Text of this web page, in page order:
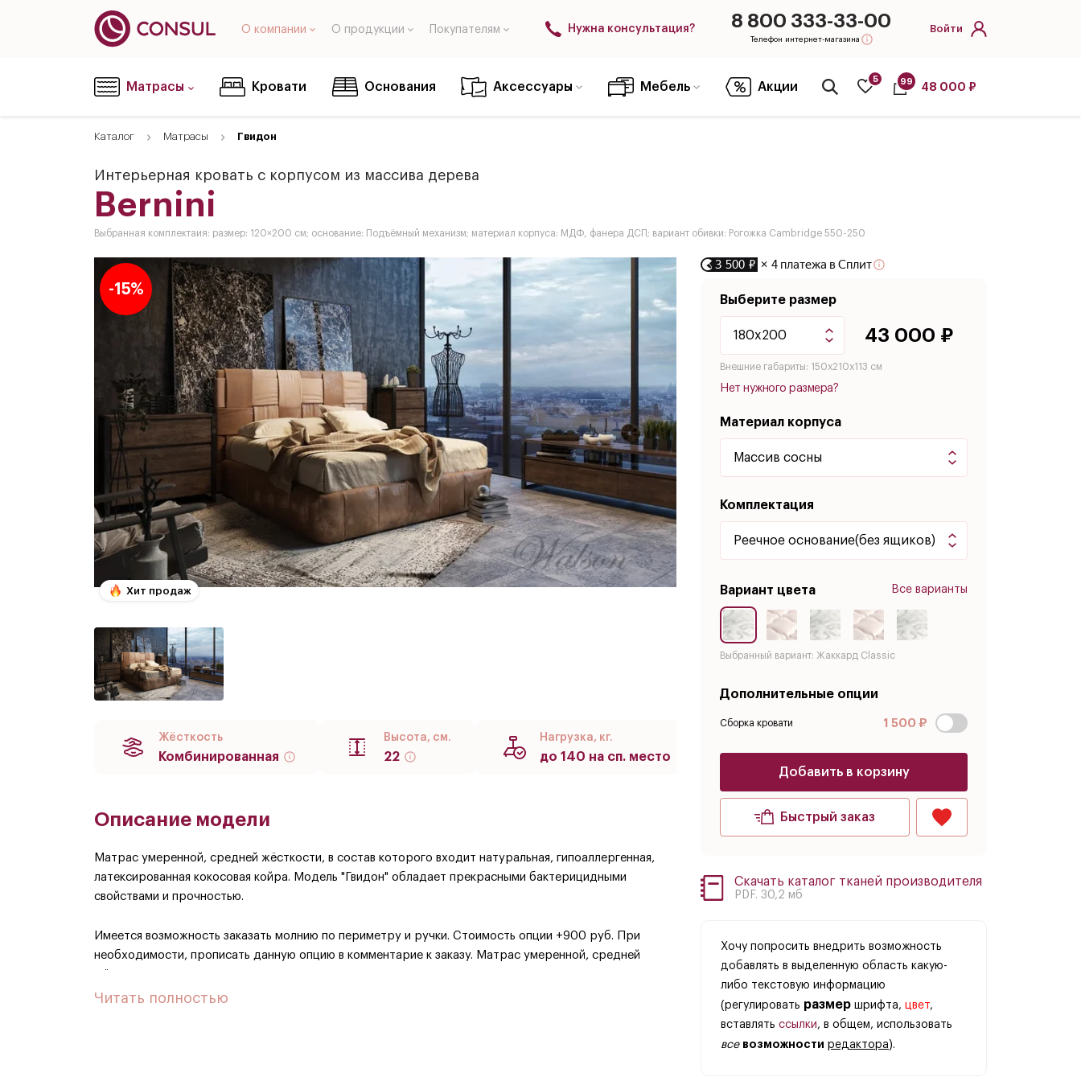
О компании О продукции Покупателям Нужна консультация? 8 800 333-33-00
Телефон интернет-магазина
Войти
Матрасы Кровати Основания Аксессуары Мебель Акции
5 99 48 000 ₽
Каталог Матрасы Гвидон
Интерьерная кровать с корпусом из массива дерева
Bernini
Выбранная комплектаия: размер: 120×200 см; основание: Подъёмный механизм; материал корпуса: МДФ, фанера ДСП; вариант обивки: Рогожка Cambridge 550-250
-15%
Хит продаж
Жёсткость
Комбинированная
Высота, см.
22
Нагрузка, кг.
до 140 на сп. место
3 500 ₽ × 4 платежа в Сплит
Выберите размер
43 000 ₽
Внешние габариты: 150x210x113 см
Нет нужного размера?
Материал корпуса
Комплектация
Вариант цвета Все варианты
Выбранный вариант: Жаккард Classic
Дополнительные опции
Сборка кровати 1 500 ₽
Добавить в корзину
Быстрый заказ
Скачать каталог тканей производителя
PDF. 30,2 мб
Хочу попросить внедрить возможность
добавлять в выделенную область какую-
либо текстовую информацию
(регулировать размер шрифта, цвет,
вставлять ссылки, в общем, использовать
все возможности редактора).
Описание модели
Матрас умеренной, средней жёсткости, в состав которого входит натуральная, гипоаллергенная,
латексированная кокосовая койра. Модель "Гвидон" обладает прекрасными бактерицидными
свойствами и прочностью.
Имеется возможность заказать молнию по периметру и ручки. Стоимость опции +900 руб. При
необходимости, прописать данную опцию в комментарие к заказу. Матрас умеренной, средней
койра. Модель "Гвидон" обладает прекрасными бактерицидными свойствами и прочностью.
Читать полностью